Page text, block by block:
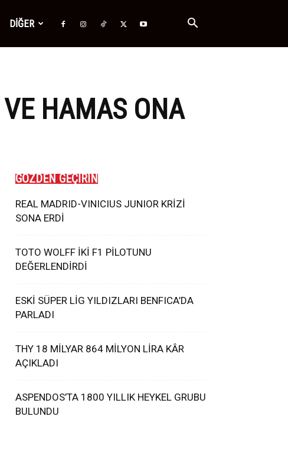
DİĞER
HAMAS ONA
GÖZDEN GEÇİRİN
REAL MADRID-VINICIUS JUNIOR KRİZİ
SONA ERDİ
TOTO WOLFF İKİ F1 PİLOTUNU
DEĞERLENDİRDİ
ESKİ SÜPER LİG YILDIZLARI BENFICA’DA
PARLADI
THY 18 MİLYAR 864 MİLYON LİRA KÂR
AÇIKLADI
ASPENDOS’TA 1800 YILLIK HEYKEL GRUBU
BULUNDU